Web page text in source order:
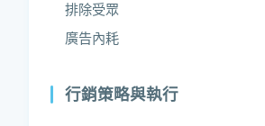
排除受眾
廣告內耗
行銷策略與執行